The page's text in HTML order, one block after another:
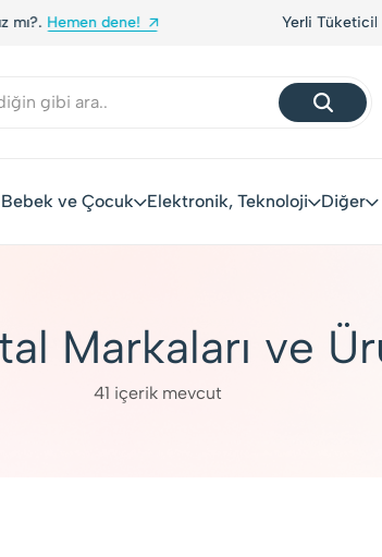
Yerli Tüketiciler, Yerli Markalarla Buluşuyor!
ve Çocuk Elektronik, Teknoloji Diğer
Markaları ve
41 içerik mevcut